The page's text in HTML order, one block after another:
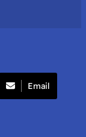
Email